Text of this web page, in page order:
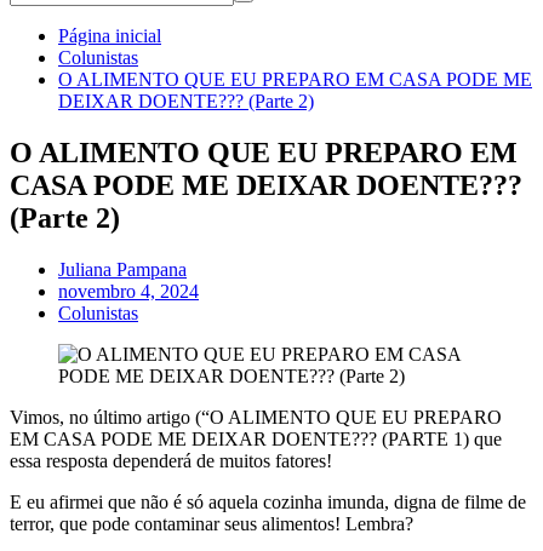
Página inicial
Colunistas
O ALIMENTO QUE EU PREPARO EM CASA PODE ME
DEIXAR DOENTE??? (Parte 2)
O ALIMENTO QUE EU PREPARO EM
CASA PODE ME DEIXAR DOENTE???
(Parte 2)
Juliana Pampana
novembro 4, 2024
Colunistas
Vimos, no último artigo (“O ALIMENTO QUE EU PREPARO
EM CASA PODE ME DEIXAR DOENTE??? (PARTE 1) que
essa resposta dependerá de muitos fatores!
E eu afirmei que não é só aquela cozinha imunda, digna de filme de
terror, que pode contaminar seus alimentos! Lembra?